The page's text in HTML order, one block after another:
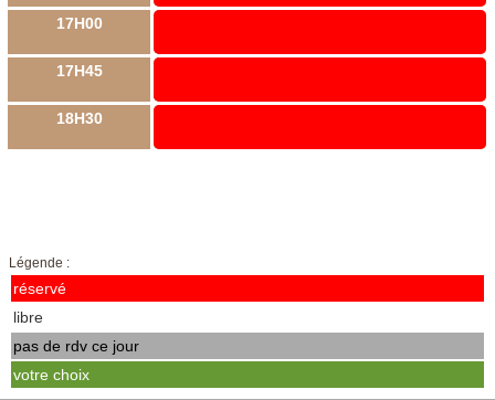
17H00
17H45
18H30
Légende :
réservé
libre
pas de rdv ce jour
votre choix